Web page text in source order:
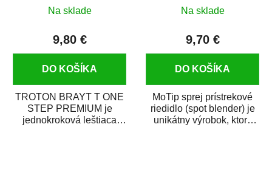
Na sklade
9,80 €
DO KOŠÍKA
TROTON BRAYT T ONE
STEP PREMIUM je
jednokroková leštiaca
Na sklade
9,70 €
DO KOŠÍKA
MoTip sprej prístrekové
riedidlo (spot blender) je
unikátny výrobok, ktorý